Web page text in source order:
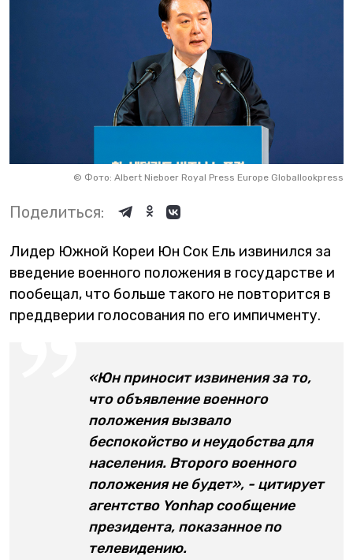
© Фото: Albert Nieboer Royal Press Europe Globallookpress
Поделиться:
Лидер Южной Кореи Юн Сок Ель извинился за
введение военного положения в государстве и
пообещал, что больше такого не повторится в
преддверии голосования по его импичменту.
«Юн приносит извинения за то,
что объявление военного
положения вызвало
беспокойство и неудобства для
населения. Второго военного
положения не будет», - цитирует
агентство Yonhap сообщение
президента, показанное по
телевидению.